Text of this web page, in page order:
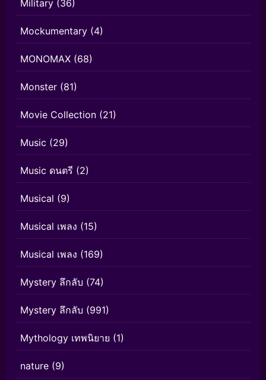
Military (36)
Mockumentary (4)
MONOMAX (68)
Monster (81)
Movie Collection (21)
Music (29)
Music ดนตรี (2)
Musical (9)
Musical เพลง (15)
Musical เพลง (169)
Mystery ลึกลับ (74)
Mystery ลึกลับ (991)
Mythology เทพนิยาย (1)
nature (9)